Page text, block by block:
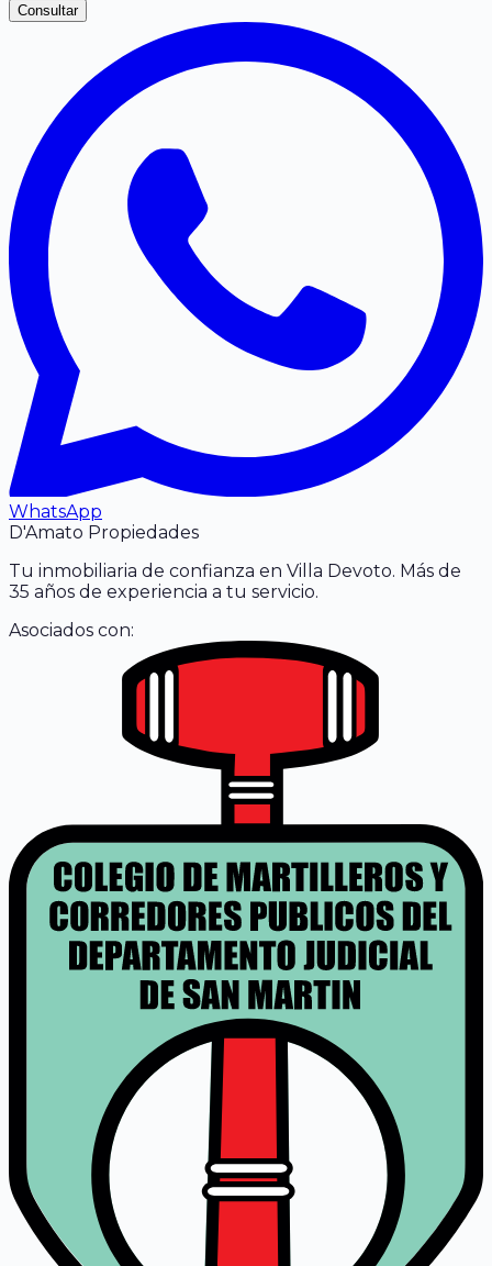
Consultar
WhatsApp
D'Amato Propiedades
Tu inmobiliaria de confianza en Villa Devoto. Más de
35 años de experiencia a tu servicio.
Asociados con: